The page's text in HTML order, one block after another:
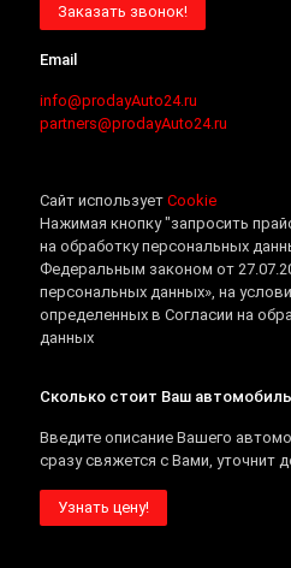
Заказать звонок!
Email
info@prodayAuto24.ru
partners@prodayAuto24.ru
Сайт использует Cookie
Нажимая кнопку "запросить
на обработку персональных
Федеральным законом от
персональных данных», на
определенных в Согласии на
данных
Сколько стоит Ваш
Введите описание Вашего
сразу свяжется с Вами, уточнит
Узнать цену!